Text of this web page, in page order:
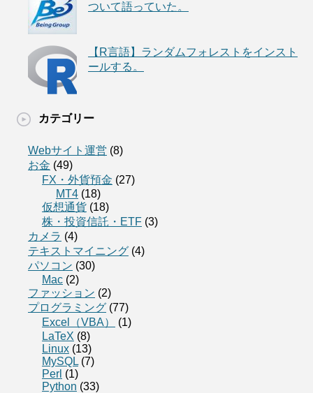
ついて語っていた。
【R言語】ランダムフォレストをインスト
ールする。
カテゴリー
Webサイト運営 (8)
お金 (49)
FX・外貨預金 (27)
MT4 (18)
仮想通貨 (18)
株・投資信託・ETF (3)
カメラ (4)
テキストマイニング (4)
パソコン (30)
Mac (2)
ファッション (2)
プログラミング (77)
Excel（VBA）
(1)
LaTeX (8)
Linux (13)
MySQL (7)
Perl (1)
Python (33)